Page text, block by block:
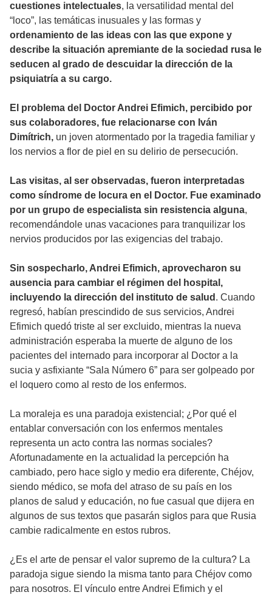
cuestiones intelectuales, la versatilidad mental del
“loco”, las temáticas inusuales y las formas y
ordenamiento de las ideas con las que expone y
describe la situación apremiante de la sociedad rusa le
seducen al grado de descuidar la dirección de la
psiquiatría a su cargo.
El problema del Doctor Andrei Efimich, percibido por
sus colaboradores, fue relacionarse con Iván
Dimítrich, un joven atormentado por la tragedia familiar y
los nervios a flor de piel en su delirio de persecución.
Las visitas, al ser observadas, fueron interpretadas
como síndrome de locura en el Doctor. Fue examinado
por un grupo de especialista sin resistencia alguna,
recomendándole unas vacaciones para tranquilizar los
nervios producidos por las exigencias del trabajo.
Sin sospecharlo, Andrei Efimich, aprovecharon su
ausencia para cambiar el régimen del hospital,
incluyendo la dirección del instituto de salud . Cuando
regresó, habían prescindido de sus servicios, Andrei
Efimich quedó triste al ser excluido, mientras la nueva
administración esperaba la muerte de alguno de los
pacientes del internado para incorporar al Doctor a la
sucia y asfixiante “Sala Número 6” para ser golpeado por
el loquero como al resto de los enfermos.
La moraleja es una paradoja existencial; ¿Por qué el
entablar conversación con los enfermos mentales
representa un acto contra las normas sociales?
Afortunadamente en la actualidad la percepción ha
cambiado, pero hace siglo y medio era diferente, Chéjov,
siendo médico, se mofa del atraso de su país en los
planos de salud y educación, no fue casual que dijera en
algunos de sus textos que pasarán siglos para que Rusia
cambie radicalmente en estos rubros.
¿Es el arte de pensar el valor supremo de la cultura? La
paradoja sigue siendo la misma tanto para Chéjov como
para nosotros. El vínculo entre Andrei Efimich y el